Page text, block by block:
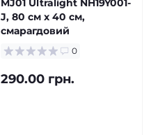
MJ01 Ultralight NH19Y001-
J, 80 см х 40 см,
смарагдовий
0
290.00 грн.